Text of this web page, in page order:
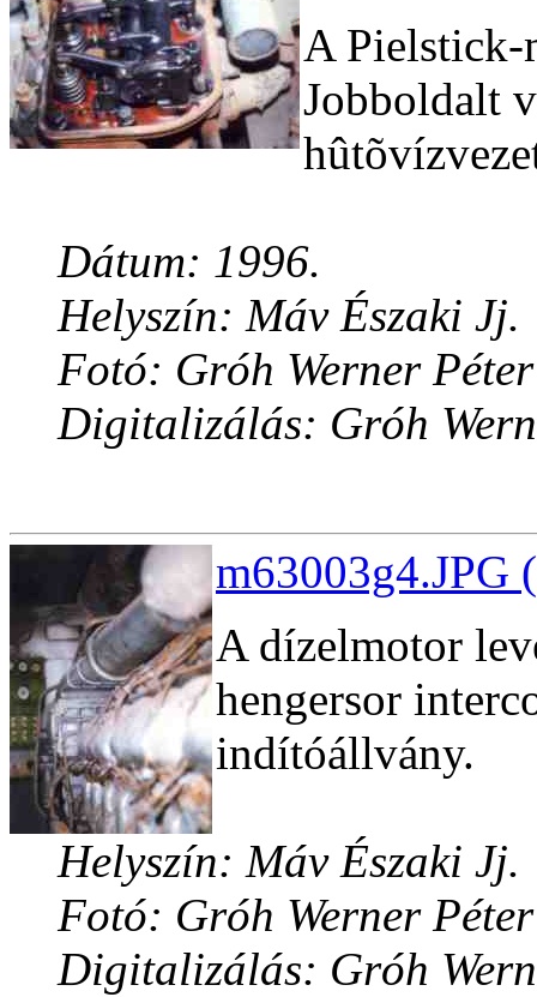
A Pielstick-
Jobboldalt
Dátum: 1996.
Helyszín: Máv Északi Jj.
Fotó: Gróh Werner Péter
Digitalizálás: Gróh
m63003g4.JPG
A dízelmotor
hengersor
indítóállvány.
Helyszín: Máv Északi Jj.
Fotó: Gróh Werner Péter
Digitalizálás: Gróh